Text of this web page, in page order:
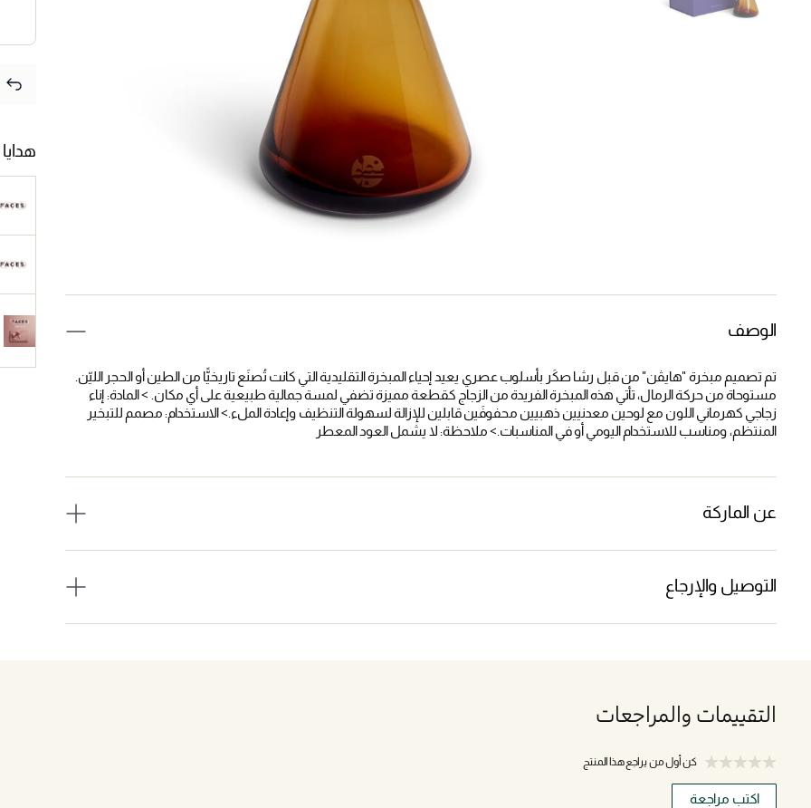
الوصف
تم تصميم مبخرة "هايڤن" من قبل رشا صكَر بأسلوب عصري يعيد إحياء المبخرة التقليدية التي كانت تُصنَع تاريخيًّا من الطين أو الحجر الليّن.
مستوحاة من حركة الرمال، تأتي هذه المبخرة الفريدة من الزجاج كقطعة مميزة تضفي لمسة جمالية طبيعية على أي مكان. > المادة: إناء
زجاجي كهرماني اللون مع لوحين معدنيين ذهبيين محفوفَين قابلين للإزالة لسهولة التنظيف وإعادة الملء.> الاستخدام: مصمم للتبخير
المنتظم، ومناسب للاستخدام اليومي أو في المناسبات.> ملاحظة: لا يشمل العود المعطر
عن الماركة
التوصيل والإرجاع
التقييمات والمراجعات
كن أول من يراجع هذا المنتج
اكتب مراجعة